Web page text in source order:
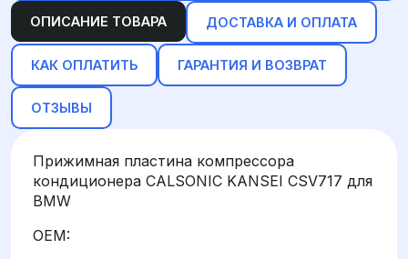
ОПИСАНИЕ ТОВАРА ДОСТАВКА И ОПЛАТА
КАК ОПЛАТИТЬ ГАРАНТИЯ И ВОЗВРАТ
ОТЗЫВЫ
Прижимная пластина компрессора
кондиционера CALSONIC KANSEI CSV717 для
BMW
OEM: